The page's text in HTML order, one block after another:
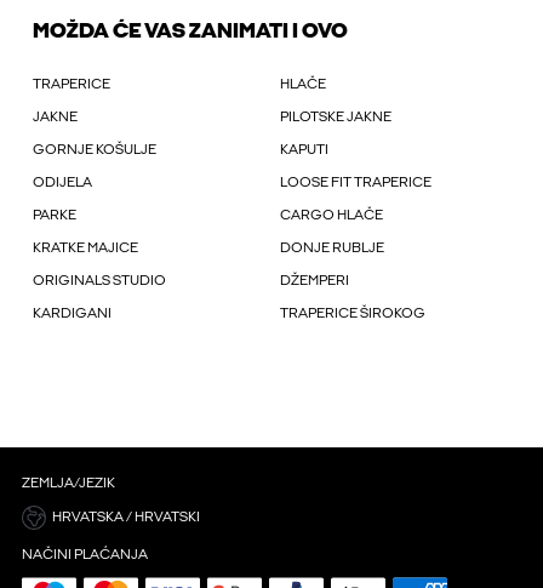
MOŽDA ĆE VAS ZANIMATI I OVO
TRAPERICE HLAČE
JAKNE PILOTSKE JAKNE
GORNJE KOŠULJE KAPUTI
ODIJELA LOOSE FIT TRAPERICE
PARKE CARGO HLAČE
KRATKE MAJICE DONJE RUBLJE
ORIGINALS STUDIO DŽEMPERI
KARDIGANI TRAPERICE ŠIROKOG
ZEMLJA/JEZIK
HRVATSKA / HRVATSKI
NAČINI PLAĆANJA